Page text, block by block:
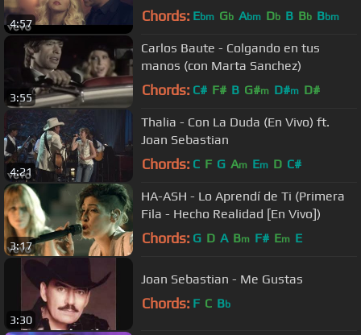
4:57 Chords: Ebm Gb Abm Db B Bb Bbm
3:55
Carlos Baute - Colgando en tus
manos (con Marta Sanchez)
Chords: C# F# B G#m D#m D#
4:21
Thalia - Con La Duda (En Vivo) ft.
Joan Sebastian
Chords: C F G Am Em D C#
3:17
HA-ASH - Lo Aprendí de Ti (Primera
Fila - Hecho Realidad [En Vivo])
Chords: G D A Bm F# Em E
3:30
Joan Sebastian - Me Gustas
Chords: F C Bb